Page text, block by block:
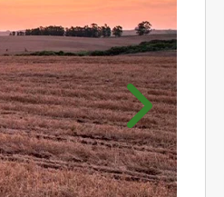
Próximo